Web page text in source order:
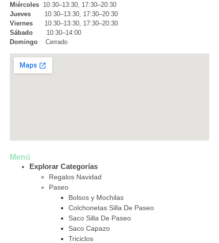
Miércoles 10:30–13:30, 17:30–20:30
Jueves 10:30–13:30, 17:30–20:30
Viernes 10:30–13:30, 17:30–20:30
Sábado
10:30–14:00
Domingo
Cerrado
Menú
Explorar Categorías
Regalos Navidad
Paseo
Bolsos y Mochilas
Colchonetas Silla De Paseo
Saco Silla De Paseo
Saco Capazo
Triciclos